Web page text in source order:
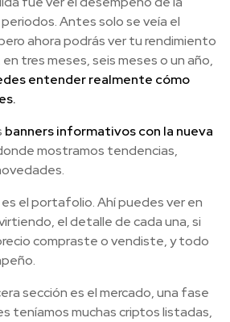
Antes solo se veía el
ahora podrás ver tu rendimiento
tres meses, seis meses o un año,
entender realmente cómo
banners informativos con la nueva
mostramos tendencias,
el portafolio. Ahí puedes ver en
el detalle de cada una, si
compraste o vendiste, y todo
sección es el mercado, una fase
teníamos muchas criptos listadas,